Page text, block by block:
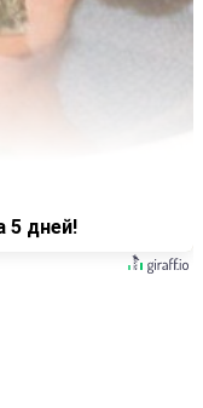
5 дней!